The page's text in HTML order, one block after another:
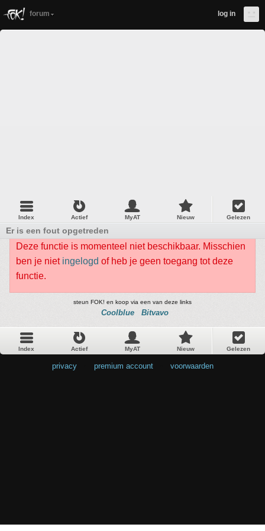
forum log in
Index Actief MyAT Nieuw Gelezen
Er is een fout opgetreden
Deze functie is momenteel niet beschikbaar. Misschien
ben je niet ingelogd of heb je geen toegang tot deze
functie.
steun FOK! en koop via een van deze links
Coolblue Bitvavo
Index Actief MyAT Nieuw Gelezen
privacy premium account voorwaarden